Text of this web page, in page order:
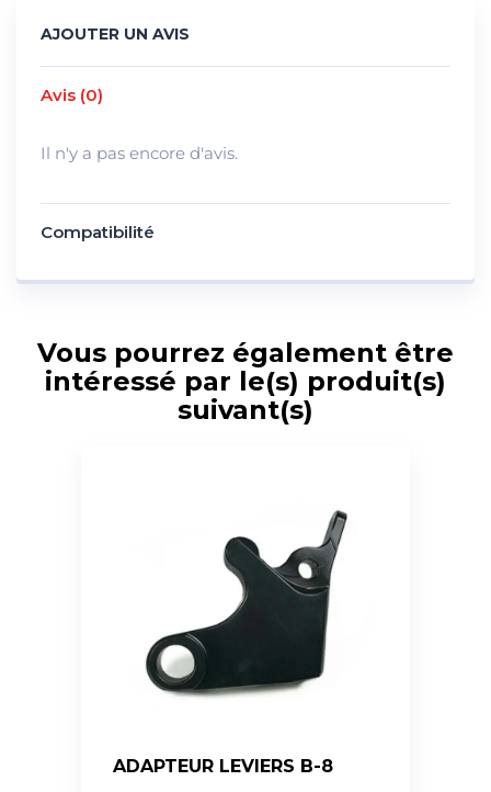
AJOUTER UN AVIS
Avis (0)
Il n'y a pas encore d'avis.
Compatibilité
Vous pourrez également être
intéressé par le(s) produit(s)
suivant(s)
ADAPTEUR LEVIERS B-8